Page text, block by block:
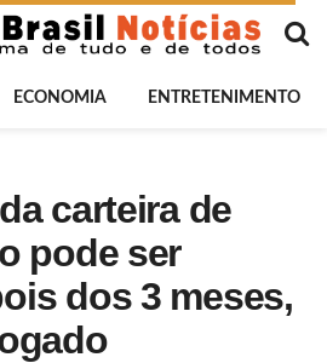
ECONOMIA ENTRETENIMENTO
carteira de
pode ser
dos 3 meses,